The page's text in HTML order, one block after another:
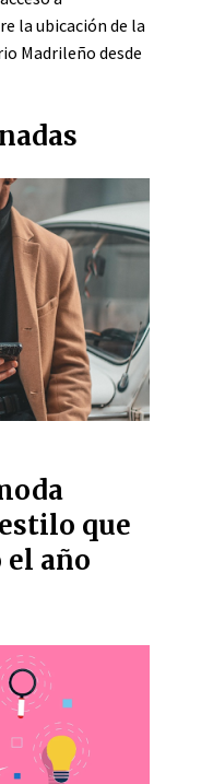
la ubicación de la
Madrileño desde
que
el año